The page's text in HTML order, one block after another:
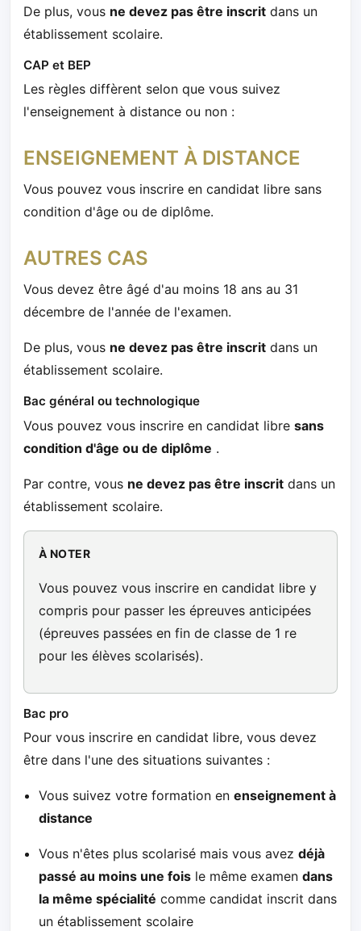
De plus, vous ne devez pas être inscrit dans un
établissement scolaire.
CAP et BEP
Les règles diffèrent selon que vous suivez
l'enseignement à distance ou non :
ENSEIGNEMENT À DISTANCE
Vous pouvez vous inscrire en candidat libre sans
condition d'âge ou de diplôme.
AUTRES CAS
Vous devez être âgé d'au moins 18 ans au 31
décembre de l'année de l'examen.
De plus, vous ne devez pas être inscrit dans un
établissement scolaire.
Bac général ou technologique
Vous pouvez vous inscrire en candidat libre sans
condition d'âge ou de diplôme .
Par contre, vous ne devez pas être inscrit dans un
établissement scolaire.
À NOTER
Vous pouvez vous inscrire en candidat libre y
compris pour passer les épreuves anticipées
(épreuves passées en fin de classe de 1 re
pour les élèves scolarisés).
Bac pro
Pour vous inscrire en candidat libre, vous devez
être dans l'une des situations suivantes :
Vous suivez votre formation enenseignement à
distance
Vous n'êtes plus scolarisé mais vous avezdéjà
passé au moins une fois le même examendans
la même spécialité comme candidat inscrit dans
un établissement scolaire